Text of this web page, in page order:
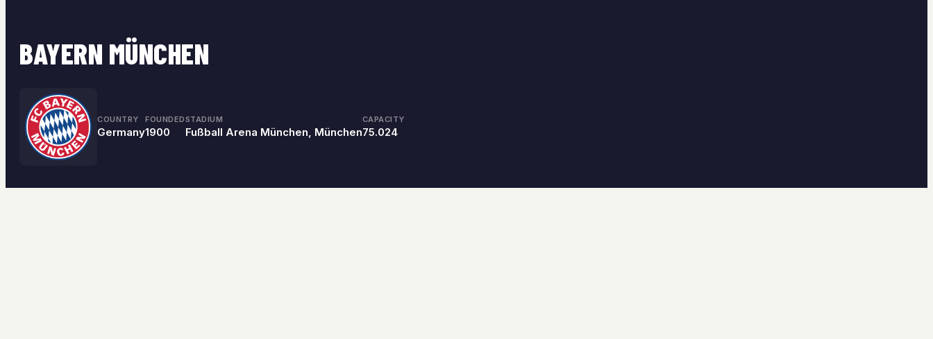
BAYERN MÜNCHEN
COUNTRY
Germany
FOUNDED
1900
STADIUM
Fußball Arena München, München
CAPACITY
75.024